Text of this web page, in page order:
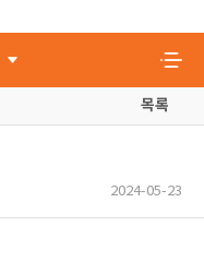
목록
2024-05-23